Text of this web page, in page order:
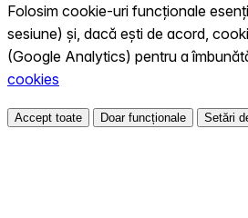
Folosim cookie-uri funcționale
sesiune) și, dacă ești de acord,
(Google Analytics) pentru a
cookies
Accept toate Doar funcționale Setări